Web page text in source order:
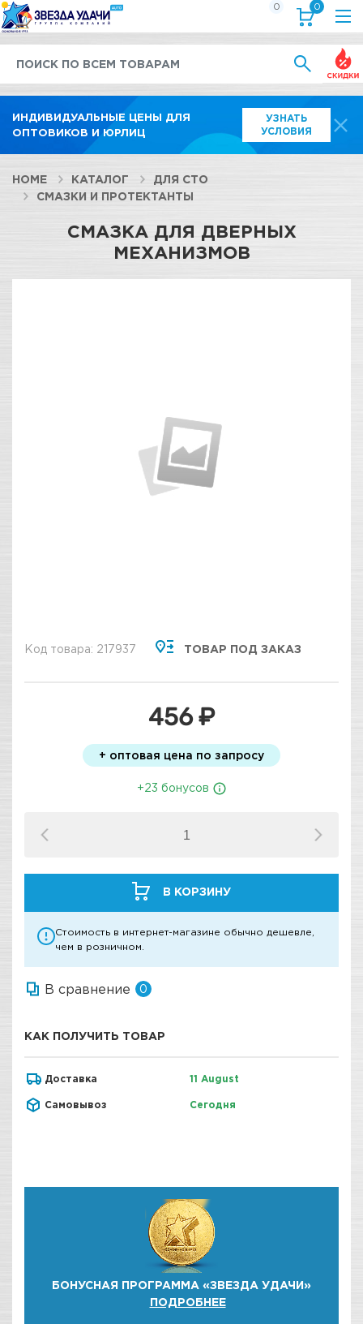
ИНДИВИДУАЛЬНЫЕ ЦЕНЫ ДЛЯ
ОПТОВИКОВ И ЮРЛИЦ
УЗНАТЬ
УСЛОВИЯ
0 0
HOME КАТАЛОГ
ДЛЯ СТО
СМАЗКИ И ПРОТЕКТАНТЫ
СМАЗКА ДЛЯ ДВЕРНЫХ
МЕХАНИЗМОВ
Код товара: 217937 ТОВАР ПОД ЗАКАЗ
456 ₽
+ оптовая цена по запросу
+23 бонусов
В КОРЗИНУ
Стоимость в интернет-магазине обычно дешевле,
чем в розничном.
В сравнение 0
КАК ПОЛУЧИТЬ ТОВАР
Доставка 11 August
Самовывоз Сегодня
БОНУСНАЯ ПРОГРАММА «ЗВЕЗДА УДАЧИ»
ПОДРОБНЕЕ